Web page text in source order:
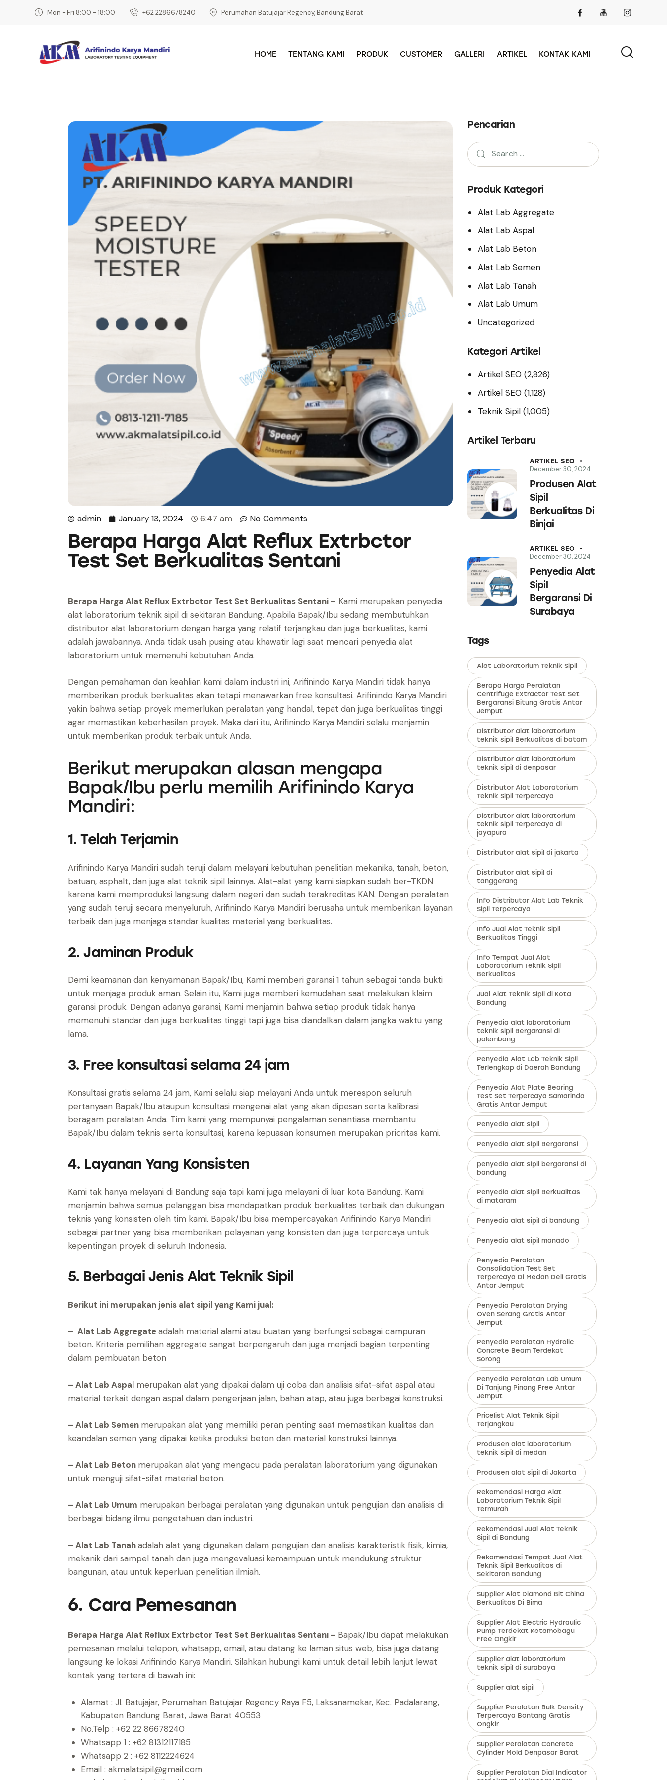
Mon - Fri 8:00 - 18:00 ‎+62 2286678240 Perumahan Batujajar Regency, Bandung Barat
HOME TENTANG KAMI PRODUK CUSTOMER GALLERI ARTIKEL KONTAK KAMI
admin January 13, 2024 6:47 am No Comments
Berapa Harga Alat Reflux Extrbctor
Test Set Berkualitas Sentani
Berapa Harga Alat Reflux Extrbctor Test Set Berkualitas Sentani – Kami merupakan penyedia
alat laboratorium teknik sipil di sekitaran Bandung. Apabila Bapak/Ibu sedang membutuhkan
distributor alat laboratorium dengan harga yang relatif terjangkau dan juga berkualitas, kami
adalah jawabannya. Anda tidak usah pusing atau khawatir lagi saat mencari penyedia alat
laboratorium untuk memenuhi kebutuhan Anda.
Dengan pemahaman dan keahlian kami dalam industri ini, Arifinindo Karya Mandiri tidak hanya
memberikan produk berkualitas akan tetapi menawarkan free konsultasi. Arifinindo Karya Mandiri
yakin bahwa setiap proyek memerlukan peralatan yang handal, tepat dan juga berkualitas tinggi
agar memastikan keberhasilan proyek. Maka dari itu, Arifinindo Karya Mandiri selalu menjamin
untuk memberikan produk terbaik untuk Anda.
Berikut merupakan alasan mengapa
Bapak/Ibu perlu memilih Arifinindo Karya
Mandiri:
1. Telah Terjamin
Arifinindo Karya Mandiri sudah teruji dalam melayani kebutuhan penelitian mekanika, tanah, beton,
batuan, asphalt, dan juga alat teknik sipil lainnya. Alat-alat yang kami siapkan sudah ber-TKDN
karena kami memproduksi langsung dalam negeri dan sudah terakreditas KAN. Dengan peralatan
yang sudah teruji secara menyeluruh, Arifinindo Karya Mandiri berusaha untuk memberikan layanan
terbaik dan juga menjaga standar kualitas material yang berkualitas.
2. Jaminan Produk
Demi keamanan dan kenyamanan Bapak/Ibu, Kami memberi garansi 1 tahun sebagai tanda bukti
untuk menjaga produk aman. Selain itu, Kami juga memberi kemudahan saat melakukan klaim
garansi produk. Dengan adanya garansi, Kami menjamin bahwa setiap produk tidak hanya
memenuhi standar dan juga berkualitas tinggi tapi juga bisa diandalkan dalam jangka waktu yang
lama.
3. Free konsultasi selama 24 jam
Konsultasi gratis selama 24 jam, Kami selalu siap melayani Anda untuk merespon seluruh
pertanyaan Bapak/Ibu ataupun konsultasi mengenai alat yang akan dipesan serta kalibrasi
beragam peralatan Anda. Tim kami yang mempunyai pengalaman senantiasa membantu
Bapak/Ibu dalam teknis serta konsultasi, karena kepuasan konsumen merupakan prioritas kami.
4. Layanan Yang Konsisten
Kami tak hanya melayani di Bandung saja tapi kami juga melayani di luar kota Bandung. Kami
menjamin bahwa semua pelanggan bisa mendapatkan produk berkualitas terbaik dan dukungan
teknis yang konsisten oleh tim kami. Bapak/Ibu bisa mempercayakan Arifinindo Karya Mandiri
sebagai partner yang bisa memberikan pelayanan yang konsisten dan juga terpercaya untuk
kepentingan proyek di seluruh Indonesia.
5. Berbagai Jenis Alat Teknik Sipil
Berikut ini merupakan jenis alat sipil yang Kami jual:
– Alat Lab Aggregateadalah material alami atau buatan yang berfungsi sebagai campuran
beton. Kriteria pemilihan aggregate sangat berpengaruh dan juga menjadi bagian terpenting
dalam pembuatan beton
– Alat Lab Aspal merupakan alat yang dipakai dalam uji coba dan analisis sifat-sifat aspal atau
material terkait dengan aspal dalam pengerjaan jalan, bahan atap, atau juga berbagai konstruksi.
– Alat Lab Semen merupakan alat yang memiliki peran penting saat memastikan kualitas dan
keandalan semen yang dipakai ketika produksi beton dan material konstruksi lainnya.
– Alat Lab Beton merupakan alat yang mengacu pada peralatan laboratorium yang digunakan
untuk menguji sifat-sifat material beton.
– Alat Lab Umum merupakan berbagai peralatan yang digunakan untuk pengujian dan analisis di
berbagai bidang ilmu pengetahuan dan industri.
– Alat Lab Tanahadalah alat yang digunakan dalam pengujian dan analisis karakteristik fisik, kimia,
mekanik dari sampel tanah dan juga mengevaluasi kemampuan untuk mendukung struktur
bangunan, atau untuk keperluan penelitian ilmiah.
6. Cara Pemesanan
Berapa Harga Alat Reflux Extrbctor Test Set Berkualitas Sentani – Bapak/Ibu dapat melakukan
pemesanan melalui telepon, whatsapp, email, atau datang ke laman situs web, bisa juga datang
langsung ke lokasi Arifinindo Karya Mandiri. Silahkan hubungi kami untuk detail lebih lanjut lewat
kontak yang tertera di bawah ini:
Alamat : Jl. Batujajar, Perumahan Batujajar Regency Raya F5, Laksanamekar, Kec. Padalarang,
Kabupaten Bandung Barat, Jawa Barat 40553
No.Telp : +62 22 86678240
Whatsapp 1 : +62 81312117185
Whatsapp 2 : +62 8112224624
Email : akmalatsipil@gmail.com
Pencarian
Produk Kategori
Alat Lab Aggregate
Alat Lab Aspal
Alat Lab Beton
Alat Lab Semen
Alat Lab Tanah
Alat Lab Umum
Uncategorized
Kategori Artikel
Artikel SEO (2,826)
Artikel SEO (1,128)
Teknik Sipil(1,005)
Artikel Terbaru
ARTIKEL SEO
December 30, 2024
Produsen Alat
Sipil
Berkualitas Di
Binjai
ARTIKEL SEO
December 30, 2024
Penyedia Alat
Sipil
Bergaransi Di
Surabaya
Tags
Alat Laboratorium Teknik Sipil
Berapa Harga Peralatan
Centrifuge Extractor Test Set
Bergaransi Bitung Gratis Antar
Jemput
Distributor alat laboratorium
teknik sipil Berkualitas di batam
Distributor alat laboratorium
teknik sipil di denpasar
Distributor Alat Laboratorium
Teknik Sipil Terpercaya
Distributor alat laboratorium
teknik sipil Terpercaya di
jayapura
Distributor alat sipil di jakarta
Distributor alat sipil di
tanggerang
Info Distributor Alat Lab Teknik
Sipil Terpercaya
Info Jual Alat Teknik Sipil
Berkualitas Tinggi
Info Tempat Jual Alat
Laboratorium Teknik Sipil
Berkualitas
Jual Alat Teknik Sipil di Kota
Bandung
Penyedia alat laboratorium
teknik sipil Bergaransi di
palembang
Penyedia Alat Lab Teknik Sipil
Terlengkap di Daerah Bandung
Penyedia Alat Plate Bearing
Test Set Terpercaya Samarinda
Gratis Antar Jemput
Penyedia alat sipil
Penyedia alat sipil Bergaransi
penyedia alat sipil bergaransi di
bandung
Penyedia alat sipil Berkualitas
di mataram
Penyedia alat sipil di bandung
Penyedia alat sipil manado
Penyedia Peralatan
Consolidation Test Set
Terpercaya Di Medan Deli Gratis
Antar Jemput
Penyedia Peralatan Drying
Oven Serang Gratis Antar
Jemput
Penyedia Peralatan Hydrolic
Concrete Beam Terdekat
Sorong
Penyedia Peralatan Lab Umum
Di Tanjung Pinang Free Antar
Jemput
Pricelist Alat Teknik Sipil
Terjangkau
Produsen alat laboratorium
teknik sipil di medan
Produsen alat sipil di Jakarta
Rekomendasi Harga Alat
Laboratorium Teknik Sipil
Termurah
Rekomendasi Jual Alat Teknik
Sipil di Bandung
Rekomendasi Tempat Jual Alat
Teknik Sipil Berkualitas di
Sekitaran Bandung
Supplier Alat Diamond Bit China
Berkualitas Di Bima
Supplier Alat Electric Hydraulic
Pump Terdekat Kotamobagu
Free Ongkir
Supplier alat laboratorium
teknik sipil di surabaya
Supplier alat sipil
Supplier Peralatan Bulk Density
Terpercaya Bontang Gratis
Ongkir
Supplier Peralatan Concrete
Cylinder Mold Denpasar Barat
Supplier Peralatan Dial Indicator